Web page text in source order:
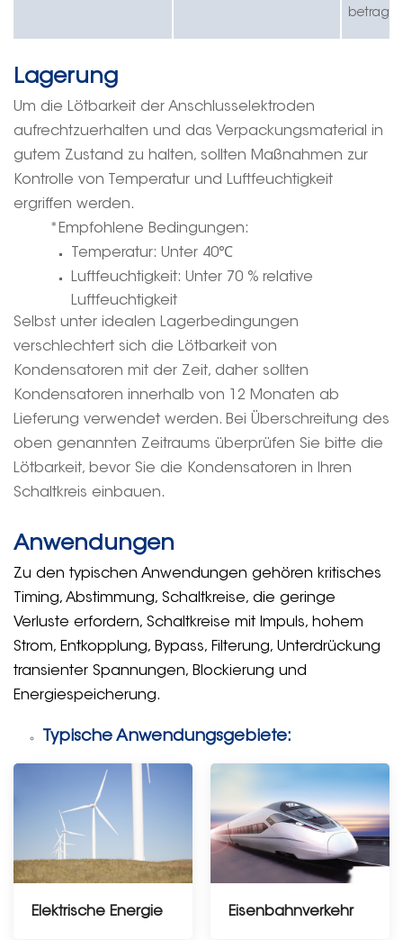
Lagerung
Um die Lötbarkeit der Anschlusselektroden
aufrechtzuerhalten und das Verpackungsmaterial in
gutem Zustand zu halten, sollten Maßnahmen zur
Kontrolle von Temperatur und Luftfeuchtigkeit
ergriffen werden.
*Empfohlene Bedingungen:
Temperatur: Unter 40℃
Luftfeuchtigkeit: Unter 70 % relative
Luftfeuchtigkeit
Selbst unter idealen Lagerbedingungen
verschlechtert sich die Lötbarkeit von
Kondensatoren mit der Zeit, daher sollten
Kondensatoren innerhalb von 12 Monaten ab
Lieferung verwendet werden. Bei Überschreitung des
oben genannten Zeitraums überprüfen Sie bitte die
Lötbarkeit, bevor Sie die Kondensatoren in Ihren
Schaltkreis einbauen.
Anwendungen
Zu den typischen Anwendungen gehören kritisches
Timing, Abstimmung, Schaltkreise, die geringe
Verluste erfordern, Schaltkreise mit Impuls, hohem
Strom, Entkopplung, Bypass, Filterung, Unterdrückung
transienter Spannungen, Blockierung und
Energiespeicherung.
Typische Anwendungsgebiete:
Elektrische Energie Eisenbahnverkehr